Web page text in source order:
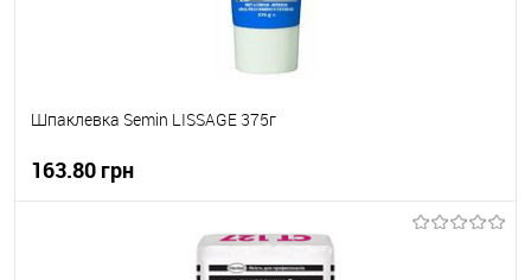
Шпаклевка Semin LISSAGE 375г
163.80 грн
В корзину